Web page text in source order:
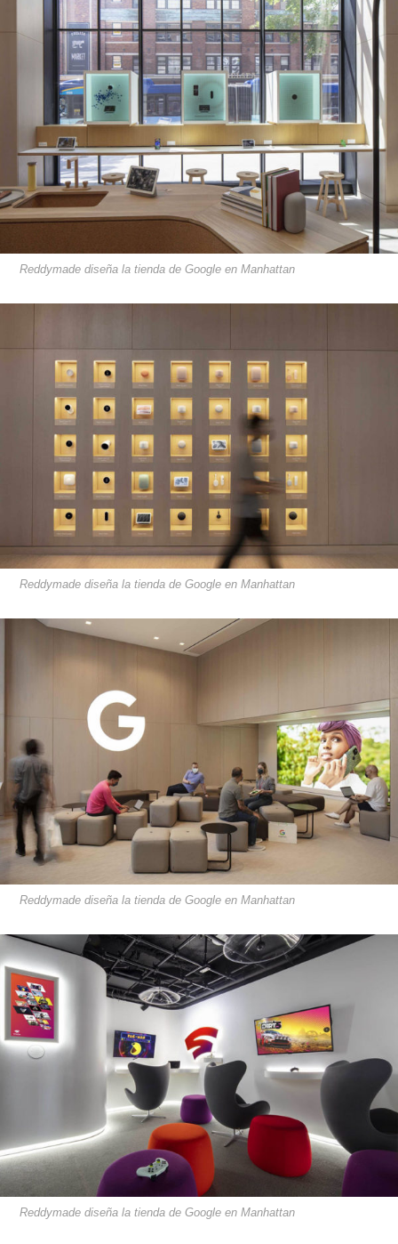
Reddymade diseña la tienda de Google en Manhattan
Reddymade diseña la tienda de Google en Manhattan
Reddymade diseña la tienda de Google en Manhattan
Reddymade diseña la tienda de Google en Manhattan